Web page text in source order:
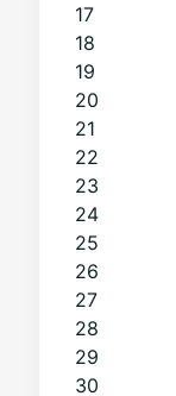
17
18
19
20
21
22
23
24
25
26
27
28
29
30